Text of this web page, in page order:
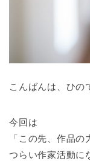
こんばんは、ひの
今回は
「この先、作品
つらい作家活動に